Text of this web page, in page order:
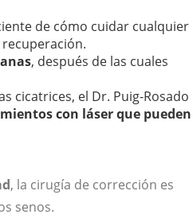
de cómo cuidar cualquier
, después de las cuales
cicatrices, el Dr. Puig-Rosado
con láser que pueden
, la cirugía de corrección es
senos.